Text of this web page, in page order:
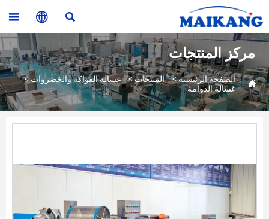



مركز المنتجات
 الصفحة الرئيسية> المنتجات> غسالة الفواكه والخضروات>
غسالة الدوامة